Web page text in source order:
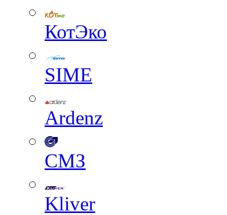
КотЭко
SIME
Ardenz
СМЗ
Kliver